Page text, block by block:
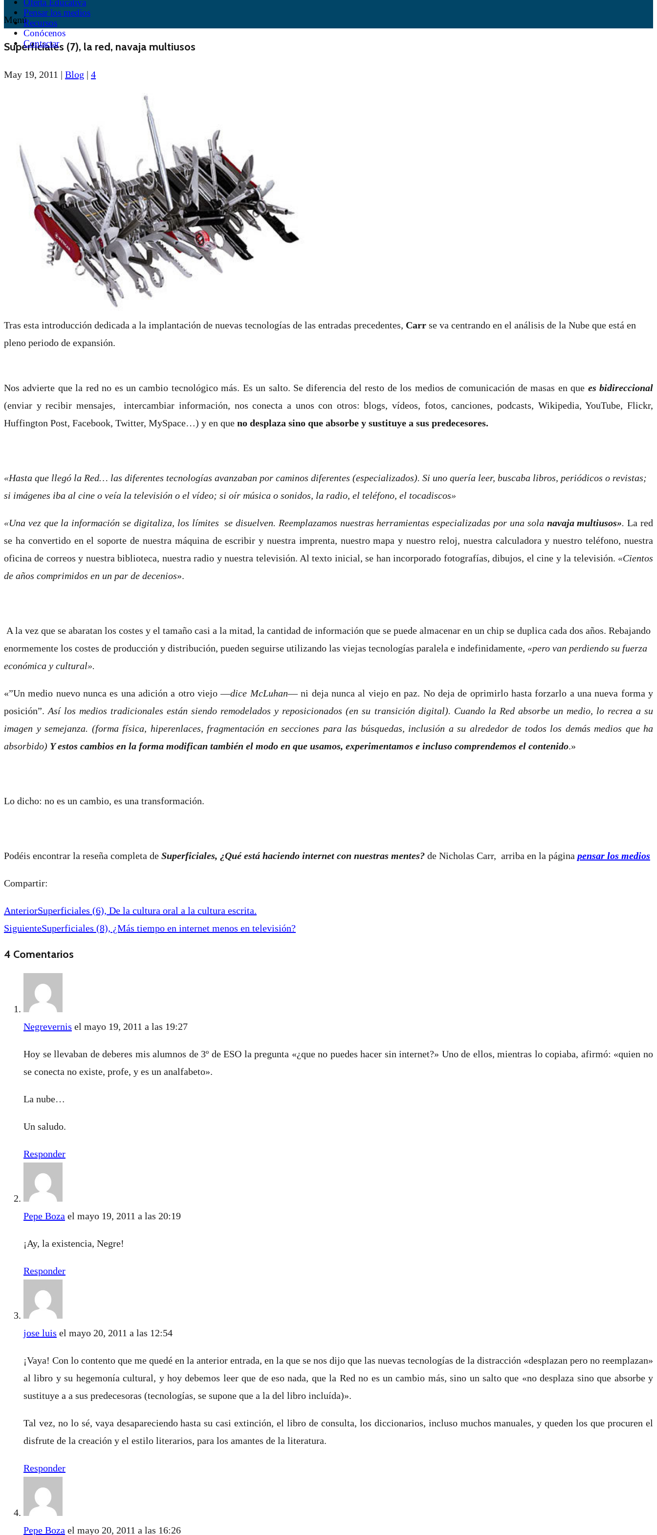
Pensar los medios
Recursos
Conócenos
Contactar
Menú
Superficiales (7), la red, navaja multiusos
May 19, 2011 | Blog | 4
Tras esta introducción dedicada a la implantación de nuevas tecnologías de las entradas precedentes, Carr se va centrando en el análisis de la Nube que está en
pleno periodo de expansión.
Nos advierte que la red no es un cambio tecnológico más. Es un salto. Se diferencia del resto de los medios de comunicación de masas en que es bidireccional
(enviar y recibir mensajes, intercambiar información, nos conecta a unos con otros: blogs, vídeos, fotos, canciones, podcasts, Wikipedia, YouTube, Flickr,
Huffington Post, Facebook, Twitter, MySpace…) y en que no desplaza sino que absorbe y sustituye a sus predecesores.
«Hasta que llegó la Red… las diferentes tecnologías avanzaban por caminos diferentes (especializados). Si uno quería leer, buscaba libros, periódicos o revistas;
si imágenes iba al cine o veía la televisión o el vídeo; si oír música o sonidos, la radio, el teléfono, el tocadiscos»
«Una vez que la información se digitaliza, los límites se disuelven. Reemplazamos nuestras herramientas especializadas por una sola navaja multiusos». La red
se ha convertido en el soporte de nuestra máquina de escribir y nuestra imprenta, nuestro mapa y nuestro reloj, nuestra calculadora y nuestro teléfono, nuestra
oficina de correos y nuestra biblioteca, nuestra radio y nuestra televisión. Al texto inicial, se han incorporado fotografías, dibujos, el cine y la televisión. «Cientos
de años comprimidos en un par de decenios».
A la vez que se abaratan los costes y el tamaño casi a la mitad, la cantidad de información que se puede almacenar en un chip se duplica cada dos años. Rebajando
enormemente los costes de producción y distribución, pueden seguirse utilizando las viejas tecnologías paralela e indefinidamente, «pero van perdiendo su fuerza
económica y cultural».
«”Un medio nuevo nunca es una adición a otro viejo ―dice McLuhan― ni deja nunca al viejo en paz. No deja de oprimirlo hasta forzarlo a una nueva forma y
posición”.Así los medios tradicionales están siendo remodelados y reposicionados (en su transición digital). Cuando la Red absorbe un medio, lo recrea a su
imagen y semejanza. (forma física, hiperenlaces, fragmentación en secciones para las búsquedas, inclusión a su alrededor de todos los demás medios que ha
absorbido) Y estos cambios en la forma modifican también el modo en que usamos, experimentamos e incluso comprendemos el contenido.»
Lo dicho: no es un cambio, es una transformación.
Podéis encontrar la reseña completa de Superficiales, ¿Qué está haciendo internet con nuestras mentes? de Nicholas Carr, arriba en la página pensar los medios
Compartir:
AnteriorSuperficiales (6), De la cultura oral a la cultura escrita.
SiguienteSuperficiales (8), ¿Más tiempo en internet menos en televisión?
4 Comentarios
Negrevernis el mayo 19, 2011 a las 19:27
Hoy se llevaban de deberes mis alumnos de 3º de ESO la pregunta «¿que no puedes hacer sin internet?» Uno de ellos, mientras lo copiaba, afirmó: «quien no
se conecta no existe, profe, y es un analfabeto».
La nube…
Un saludo.
Responder
Pepe Boza el mayo 19, 2011 a las 20:19
¡Ay, la existencia, Negre!
Responder
jose luis el mayo 20, 2011 a las 12:54
¡Vaya! Con lo contento que me quedé en la anterior entrada, en la que se nos dijo que las nuevas tecnologías de la distracción «desplazan pero no reemplazan»
al libro y su hegemonía cultural, y hoy debemos leer que de eso nada, que la Red no es un cambio más, sino un salto que «no desplaza sino que absorbe y
sustituye a a sus predecesoras (tecnologías, se supone que a la del libro incluída)».
Tal vez, no lo sé, vaya desapareciendo hasta su casi extinción, el libro de consulta, los diccionarios, incluso muchos manuales, y queden los que procuren el
disfrute de la creación y el estilo literarios, para los amantes de la literatura.
Responder
Pepe Boza el mayo 20, 2011 a las 16:26